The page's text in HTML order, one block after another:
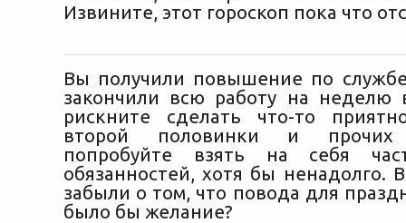
Извините, этот гороскоп пока что
Вы получили повышение по
закончили всю работу на неделю
рискните сделать что-то
второй половинки и прочих
попробуйте взять на себя
обязанностей, хотя бы ненадолго.
забыли о том, что повода для
было бы желание?